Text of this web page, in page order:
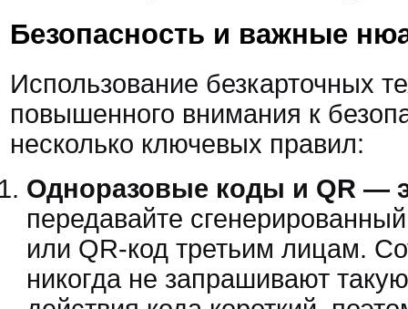
Безопасность и важные
Использование безкарточных
повышенного внимания к
несколько ключевых правил:
Одноразовые коды и QR —
передавайте
или QR-код третьим лицам.
никогда не запрашивают